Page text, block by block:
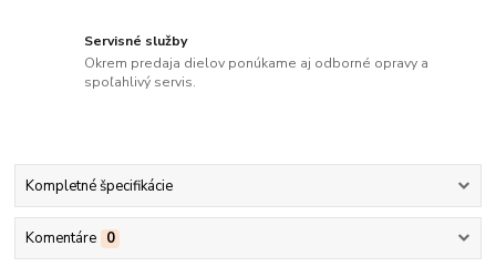
Servisné služby
Okrem predaja dielov ponúkame aj odborné opravy a
spoľahlivý servis.
Kompletné špecifikácie
Komentáre 0